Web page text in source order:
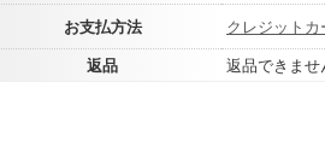
お支払方法
クレジットカ
返品
返品できま